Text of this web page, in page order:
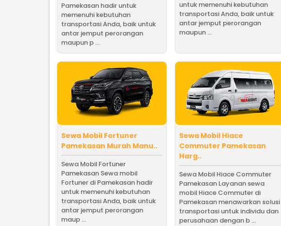
Pamekasan hadir untuk
memenuhi kebutuhan
transportasi Anda, baik untuk
antar jemput perorangan
maupun p ...
untuk memenuhi kebutuhan
transportasi Anda, baik untuk
antar jemput perorangan
maupun ...
Sewa Mobil Fortuner
Pamekasan Murah Manu..
Sewa Mobil Fortuner
Pamekasan Sewa mobil
Fortuner di Pamekasan hadir
untuk memenuhi kebutuhan
transportasi Anda, baik untuk
antar jemput perorangan
maup ...
Sewa Mobil Hiace
Commuter Pamekasan
Harg..
Sewa Mobil Hiace Commuter
Pamekasan Layanan sewa
mobil Hiace Commuter di
Pamekasan menawarkan solusi
transportasi untuk individu dan
perusahaan dengan b ...